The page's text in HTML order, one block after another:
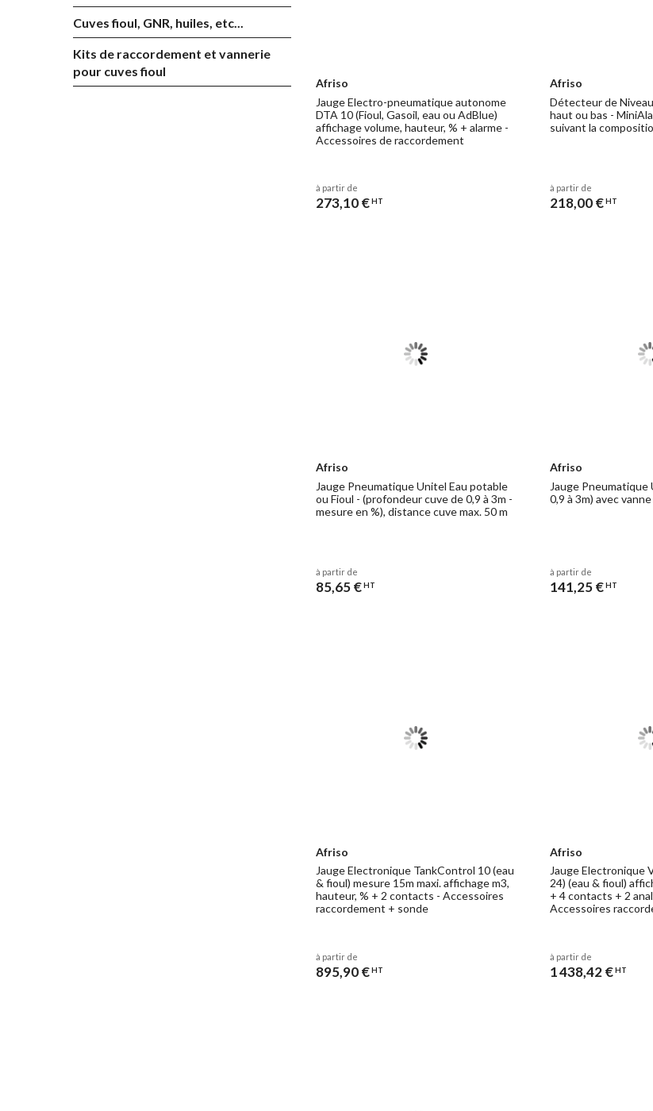
Cuves fioul, GNR, huiles, etc...
Kits de raccordement et vannerie
pour cuves fioul
Afriso
Jauge Electro-pneumatique autonome
DTA 10 (Fioul, Gasoil, eau ou AdBlue)
affichage volume, hauteur, % + alarme -
Accessoires de raccordement
à partir de
273,10 €HT
Afriso
Détecteur de
haut ou bas -
suivant la
à partir de
218,00 €HT
Afriso
Jauge Pneumatique Unitel Eau potable
ou Fioul - (profondeur cuve de 0,9 à 3m -
mesure en %), distance cuve max. 50 m
à partir de
85,65 €HT
Afriso
Jauge
0,9 à 3m) avec
à partir de
141,25 €HT
Afriso
Jauge Electronique TankControl 10 (eau
& fioul) mesure 15m maxi. affichage m3,
hauteur, % + 2 contacts - Accessoires
raccordement + sonde
à partir de
895,90 €HT
Afriso
Jauge Electronique
24) (eau & fioul)
+ 4 contacts + 2
Accessoires
à partir de
1 438,42 €HT